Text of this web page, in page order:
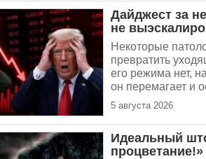
Дайджест за
не
Некоторые
превратить
его режима нет,
он перемагает и
5 августа 2026
Идеальный